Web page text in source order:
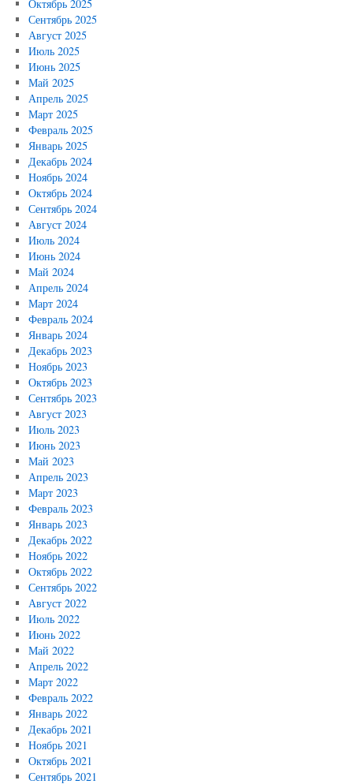
Октябрь 2025
Сентябрь 2025
Август 2025
Июль 2025
Июнь 2025
Май 2025
Апрель 2025
Март 2025
Февраль 2025
Январь 2025
Декабрь 2024
Ноябрь 2024
Октябрь 2024
Сентябрь 2024
Август 2024
Июль 2024
Июнь 2024
Май 2024
Апрель 2024
Март 2024
Февраль 2024
Январь 2024
Декабрь 2023
Ноябрь 2023
Октябрь 2023
Сентябрь 2023
Август 2023
Июль 2023
Июнь 2023
Май 2023
Апрель 2023
Март 2023
Февраль 2023
Январь 2023
Декабрь 2022
Ноябрь 2022
Октябрь 2022
Сентябрь 2022
Август 2022
Июль 2022
Июнь 2022
Май 2022
Апрель 2022
Март 2022
Февраль 2022
Январь 2022
Декабрь 2021
Ноябрь 2021
Октябрь 2021
Сентябрь 2021